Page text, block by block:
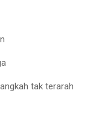
tak terarah